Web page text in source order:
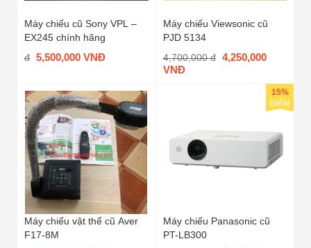
Máy chiếu cũ Sony VPL –
EX245 chính hãng
đ 5,500,000 VNĐ
Máy chiếu Viewsonic cũ
PJD 5134
4,700,000 đ 4,250,000
VNĐ
Máy chiếu vật thể cũ Aver
F17-8M
Máy chiếu Panasonic cũ
PT-LB300
15%
GIẢM